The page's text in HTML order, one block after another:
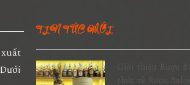
TIN TỨC MỚI